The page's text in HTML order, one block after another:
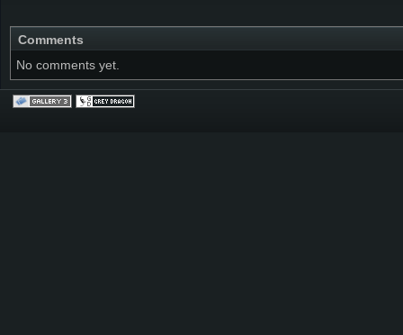
Comments
No comments yet.